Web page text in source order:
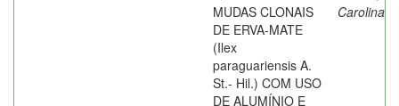
MUDAS CLONAIS
DE ERVA-MATE
(Ilex
paraguariensis A.
St.- Hil.) COM USO
DE ALUMÍNIO E
Carolina